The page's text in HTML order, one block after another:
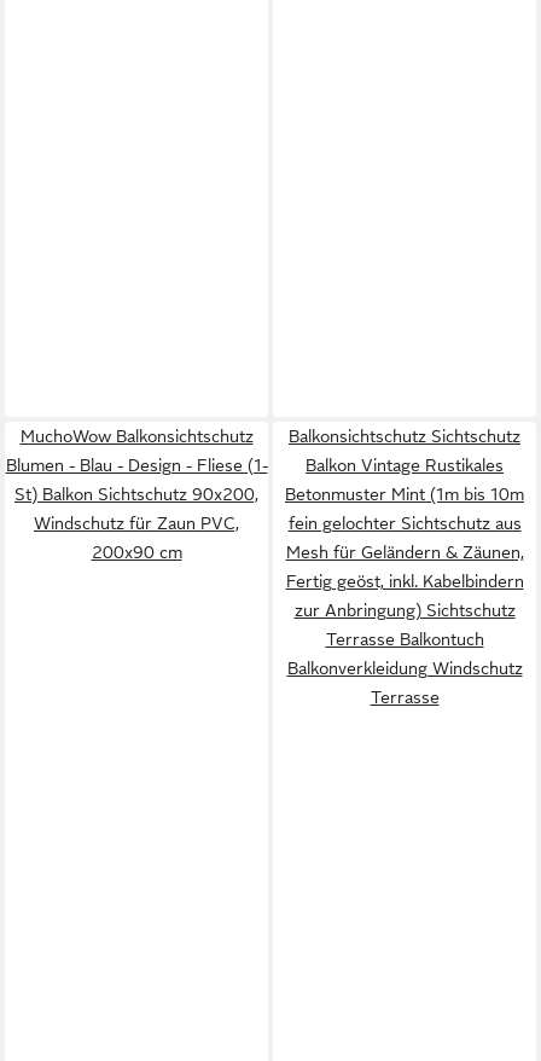
MuchoWow Balkonsichtschutz
Blumen - Blau - Design - Fliese (1-
St) Balkon Sichtschutz 90x200,
Windschutz für Zaun PVC,
200x90 cm
Balkonsichtschutz Sichtschutz
Balkon Vintage Rustikales
Betonmuster Mint (1m bis 10m
fein gelochter Sichtschutz aus
Mesh für Geländern & Zäunen,
Fertig geöst, inkl. Kabelbindern
zur Anbringung) Sichtschutz
Terrasse Balkontuch
Balkonverkleidung Windschutz
Terrasse